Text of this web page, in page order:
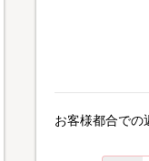
お客様都合での